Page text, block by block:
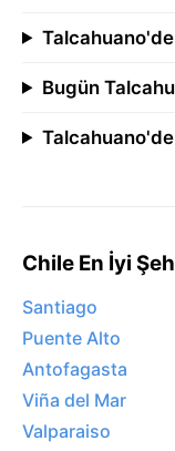
Talcahuano'de
Bugün
Chile En İyi
Santiago
Puente Alto
Antofagasta
Viña del Mar
Valparaiso